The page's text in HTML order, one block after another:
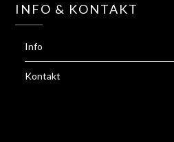
INFO & KONTAKT
Info
Kontakt